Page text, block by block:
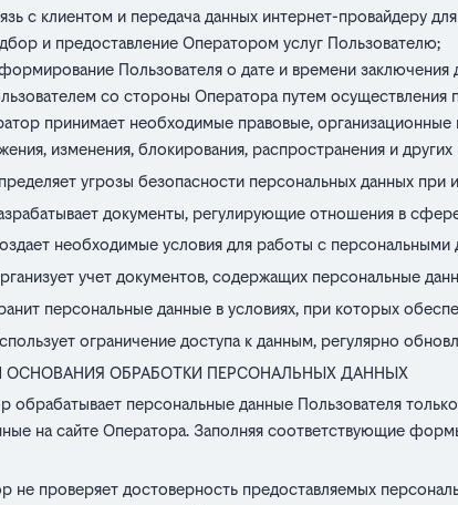
с клиентом и передача данных интернет-провайдеру
и предоставление Оператором услуг Пользователю;
Пользователя о дате и времени
со стороны Оператора путем
принимает необходимые правовые,
изменения, блокирования, распространения и
угрозы безопасности персональных данных при
документы, регулирующие отношения в
необходимые условия для работы с персональными
учет документов, содержащих персональные
персональные данные в условиях, при которых
ограничение доступа к данным, регулярно
ОСНОВАНИЯ ОБРАБОТКИ ПЕРСОНАЛЬНЫХ ДАННЫХ
обрабатывает персональные данные Пользователя
на сайте Оператора. Заполняя соответствующие
не проверяет достоверность предоставляемых